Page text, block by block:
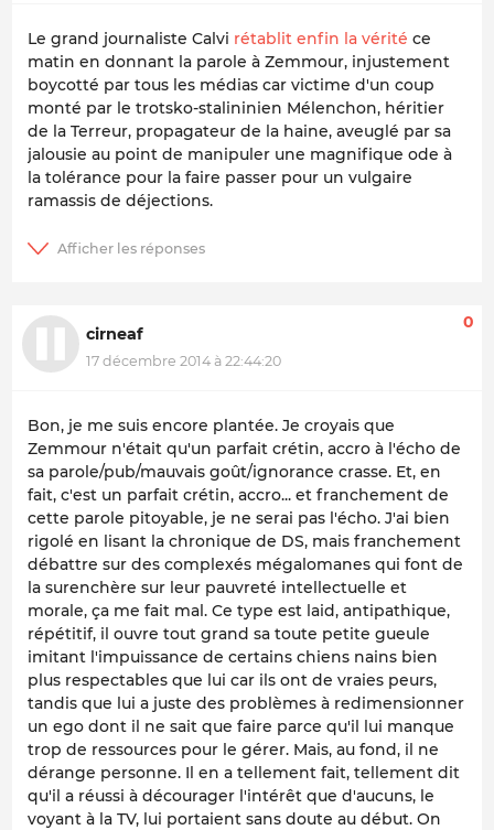
Le grand journaliste Calvi rétablit enfin la vérité ce
matin en donnant la parole à Zemmour, injustement
boycotté par tous les médias car victime d'un coup
monté par le trotsko-stalininien Mélenchon, héritier
de la Terreur, propagateur de la haine, aveuglé par sa
jalousie au point de manipuler une magnifique ode à
la tolérance pour la faire passer pour un vulgaire
ramassis de déjections.
cirneaf
17 décembre 2014 à 22:44:20
0
Bon, je me suis encore plantée. Je croyais que
Zemmour n'était qu'un parfait crétin, accro à l'écho de
sa parole/pub/mauvais goût/ignorance crasse. Et, en
fait, c'est un parfait crétin, accro... et franchement de
cette parole pitoyable, je ne serai pas l'écho. J'ai bien
rigolé en lisant la chronique de DS, mais franchement
débattre sur des complexés mégalomanes qui font de
la surenchère sur leur pauvreté intellectuelle et
morale, ça me fait mal. Ce type est laid, antipathique,
répétitif, il ouvre tout grand sa toute petite gueule
imitant l'impuissance de certains chiens nains bien
plus respectables que lui car ils ont de vraies peurs,
tandis que lui a juste des problèmes à redimensionner
un ego dont il ne sait que faire parce qu'il lui manque
trop de ressources pour le gérer. Mais, au fond, il ne
dérange personne. Il en a tellement fait, tellement dit
qu'il a réussi à décourager l'intérêt que d'aucuns, le
voyant à la TV, lui portaient sans doute au début. On